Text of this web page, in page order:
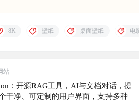
8K 壁纸 桌面壁纸 电
站
：开源RAG工具，AI与文档对话，提
干净、可定制的用户界面，支持多种